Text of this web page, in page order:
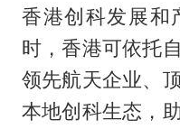
香港创科发展和
时，香港可依托
领先航天企业、
本地创科生态，